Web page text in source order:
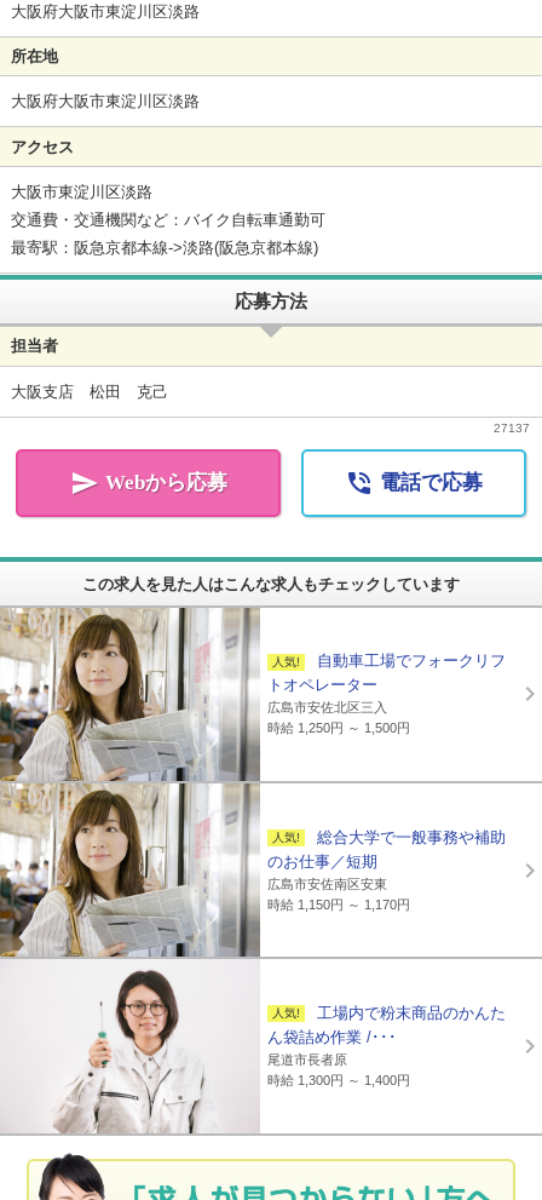
大阪府大阪市東淀川区淡路
所在地
大阪府大阪市東淀川区淡路
アクセス
大阪市東淀川区淡路
交通費・交通機関など：バイク自転車通勤可
最寄駅：阪急京都本線->淡路(阪急京都本線)
応募方法
担当者
大阪支店 松田 克己
27137
 Webから応募  電話で応募
この求人を見た人はこんな求人もチェックしています
自動車工場でフォークリフ
トオペレーター
広島市安佐北区三入
時給 1,250円 ～ 1,500円
総合大学で一般事務や補助
のお仕事／短期
広島市安佐南区安東
時給 1,150円 ～ 1,170円
工場内で粉末商品のかんた
ん袋詰め作業 /･･･
尾道市長者原
時給 1,300円 ～ 1,400円